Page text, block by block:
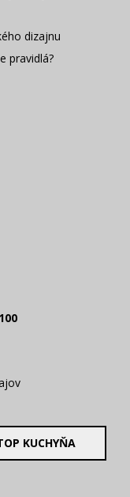
dizajnu
pravidlá?
KUCHYŇA